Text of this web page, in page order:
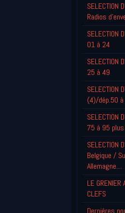
SELECTION
Radios
SELECTION
01 à 24
SELECTION
25 à 49
SELECTION
(4)/dép.50
SELECTION
75 à 95 plus
SELECTION
Belgique /
Allemagne....
LE GRENIER
CLEFS
Derniéres